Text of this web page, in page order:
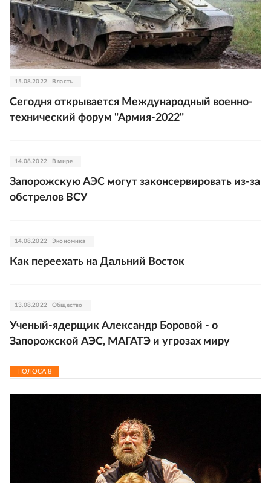
15.08.2022 Власть
Сегодня открывается Международный военно-
технический форум "Армия-2022"
14.08.2022 В мире
Запорожскую АЭС могут законсервировать из-за
обстрелов ВСУ
14.08.2022 Экономика
Как переехать на Дальний Восток
13.08.2022 Общество
Ученый-ядерщик Александр Боровой - о
Запорожской АЭС, МАГАТЭ и угрозах миру
ПОЛОСА8